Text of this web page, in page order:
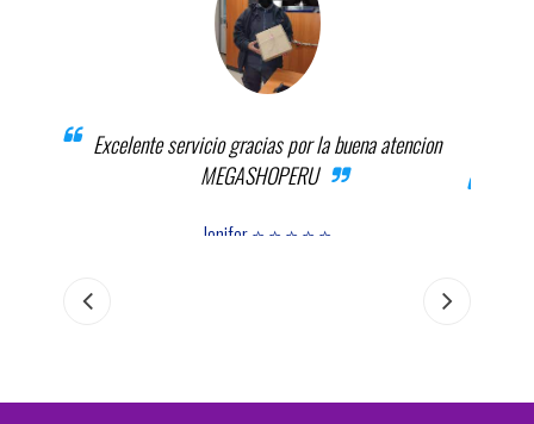
Excelente servicio gracias por la buena atencion
MEGASHOPERU
Jenifer ⭐ ⭐ ⭐ ⭐ ⭐